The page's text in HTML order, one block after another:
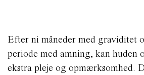
Efter ni måneder med graviditet
periode med amning, kan
ekstra pleje og opmærksomhed.